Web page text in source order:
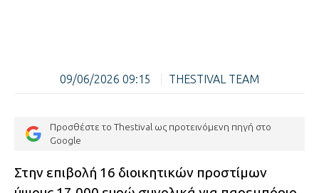
09/06/2026 09:15 THESTIVAL TEAM
Προσθέστε το Thestival ως προτεινόμενη πηγή στο
Google
Στην επιβολή 16 διοικητικών προστίμων